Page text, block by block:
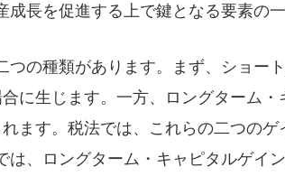
長を促進する上で鍵となる要素の一
つの種類があります。まず、ショー
に生じます。一方、ロングターム
ます。税法では、これらの二つの
は、ロングターム・キャピタルゲイ